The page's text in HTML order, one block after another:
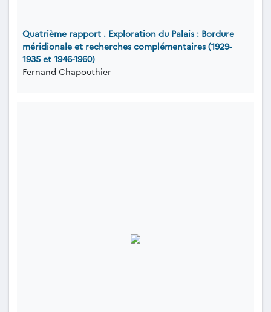
Quatrième rapport . Exploration du Palais : Bordure
méridionale et recherches complémentaires (1929-
1935 et 1946-1960)
Fernand Chapouthier